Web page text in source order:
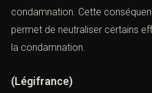
relèvement de toutes les
incapacités de quelque nature
de cette condamnation. Cette
juridiques attachés à la